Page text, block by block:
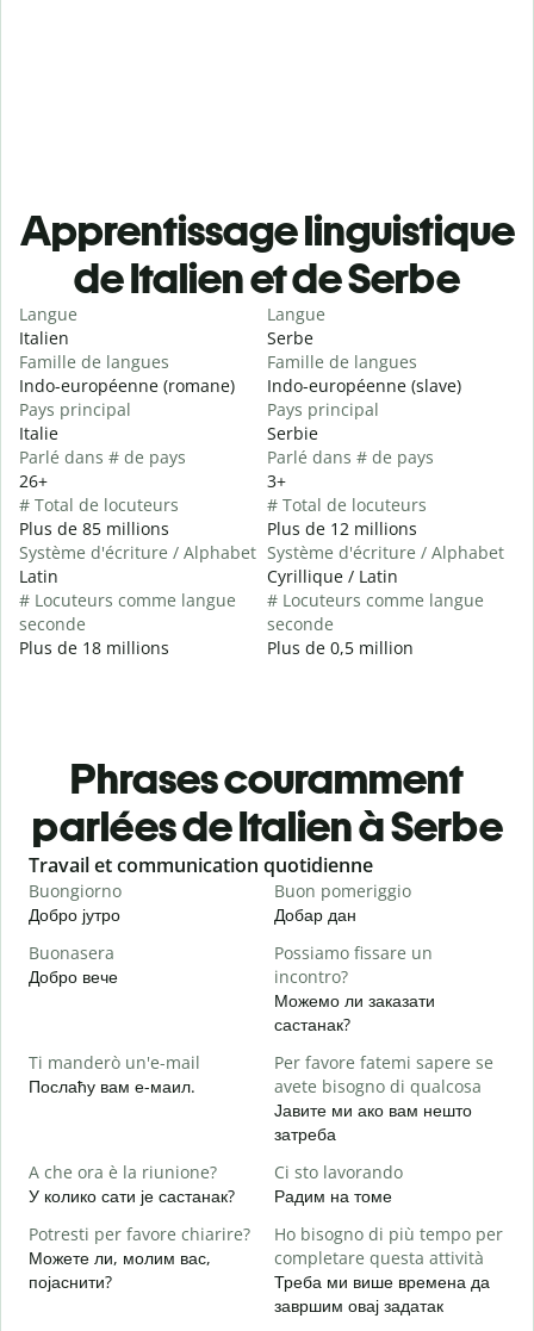
Apprentissage linguistique
de Italien et de Serbe
Langue
Italien
Famille de langues
Indo-européenne (romane)
Pays principal
Italie
Parlé dans # de pays
26+
# Total de locuteurs
Plus de 85 millions
Système d'écriture / Alphabet
Latin
# Locuteurs comme langue
seconde
Plus de 18 millions
Langue
Serbe
Famille de langues
Indo-européenne (slave)
Pays principal
Serbie
Parlé dans # de pays
3+
# Total de locuteurs
Plus de 12 millions
Système d'écriture / Alphabet
Cyrillique / Latin
# Locuteurs comme langue
seconde
Plus de 0,5 million
Phrases couramment
parlées de Italien à Serbe
Slide 1 of 6
Travail et communication quotidienne
Buongiorno
Добро јутро
Buon pomeriggio
Добар дан
Buonasera
Добро вече
Possiamo fissare un
incontro?
Можемо ли заказати
састанак?
Ti manderò un'e-mail
Послаћу вам е-маил.
Per favore fatemi sapere se
avete bisogno di qualcosa
Јавите ми ако вам нешто
затреба
A che ora è la riunione?
У колико сати је састанак?
Ci sto lavorando
Радим на томе
Potresti per favore chiarire?
Можете ли, молим вас,
појаснити?
Ho bisogno di più tempo per
completare questa attività
Треба ми више времена да
завршим овај задатак